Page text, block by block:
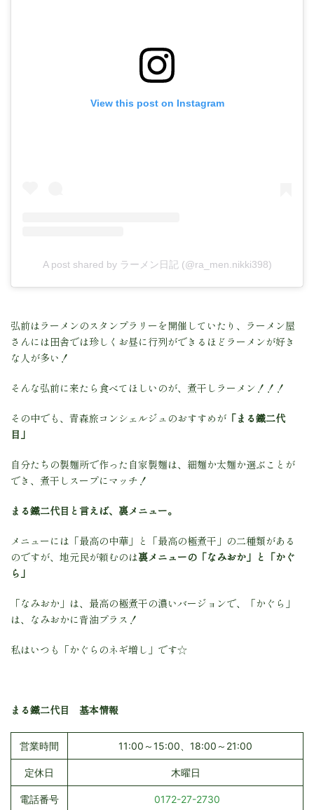
View this post on Instagram
A post shared by ラーメン日記 (@ra_men.nikki398)
弘前はラーメンのスタンプラリーを開催していたり、ラーメン屋
さんには田舎では珍しくお昼に行列ができるほどラーメンが好き
な人が多い！
そんな弘前に来たら食べてほしいのが、煮干しラーメン！！！
その中でも、青森旅コンシェルジュのおすすめが 「まる鐵二代
目」
自分たちの製麺所で作った自家製麺は、細麺か太麺か選ぶことが
でき、煮干しスープにマッチ！
まる鐵二代目と言えば、裏メニュー。
メニューには「最高の中華」と「最高の極煮干」の二種類がある
のですが、地元民が頼むのは裏メニューの「なみおか」と「かぐ
ら」
「なみおか」は、最高の極煮干の濃いバージョンで、「かぐら」
は、なみおかに背油プラス！
私はいつも「かぐらのネギ増し」です☆
まる鐵二代目 基本情報
営業時間 11:00～15:00、18:00～21:00
定休日 木曜日
電話番号 0172-27-2730